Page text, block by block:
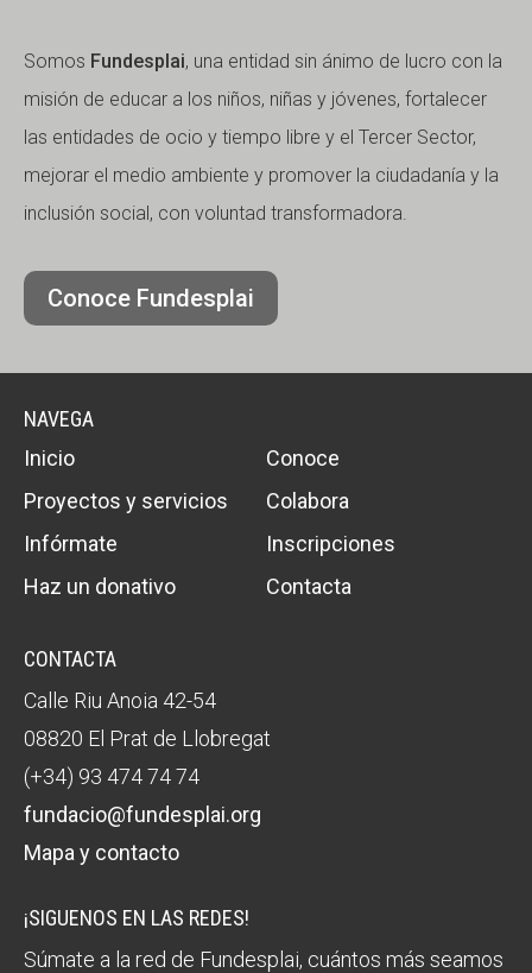
Somos Fundesplai, una entidad sin ánimo de lucro con la
misión de educar a los niños, niñas y jóvenes, fortalecer
las entidades de ocio y tiempo libre y el Tercer Sector,
mejorar el medio ambiente y promover la ciudadanía y la
inclusión social, con voluntad transformadora.
Conoce Fundesplai
NAVEGA
Inicio
Conoce
Proyectos y servicios
Colabora
Infórmate
Inscripciones
Haz un donativo
Contacta
CONTACTA
Calle Riu Anoia 42-54
08820 El Prat de Llobregat
(+34) 93 474 74 74
fundacio@fundesplai.org
Mapa y contacto
¡SIGUENOS EN LAS REDES!
Súmate a la red de Fundesplai, cuántos más seamos